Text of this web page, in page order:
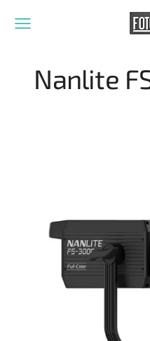
Nanlite